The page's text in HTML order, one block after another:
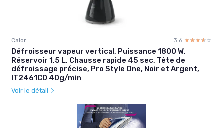
Calor 3.6 ☆☆☆☆☆
★★★★★
Défroisseur vapeur vertical, Puissance 1800 W,
Réservoir 1,5 L, Chausse rapide 45 sec, Tête de
défroissage précise, Pro Style One, Noir et Argent,
IT2461C0 40g/min
Voir le détail